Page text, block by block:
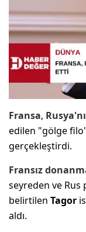
Fransa,
edilen "gölge
gerçekleştirdi.
Fransız
seyreden ve Rus
belirtilen Tagor
aldı.